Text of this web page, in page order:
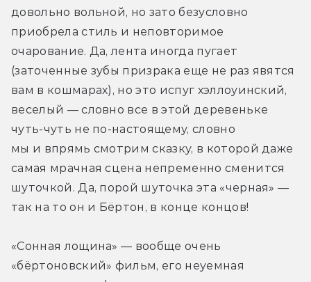
довольно вольной, но зато безусловно
приобрела стиль и неповторимое
очарование. Да, лента иногда пугает
(заточенные зубы призрака еще не раз явятся
вам в кошмарах), но это испуг хэллоуинский,
веселый — словно все в этой деревеньке
чуть-чуть не по-настоящему, словно
мы и впрямь смотрим сказку, в которой даже
самая мрачная сцена непременно сменится
шуточкой. Да, порой шуточка эта «черная» —
так на то он и Бёртон, в конце концов!
«Сонная лощина» — вообще очень
«бёртоновский» фильм, его неуемная